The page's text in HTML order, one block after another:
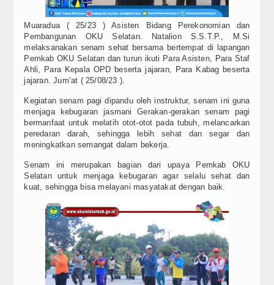
Muaradua ( 25/23 ) Asisten Bidang Perekonomian dan
Pembangunan OKU Selatan. Natalion S.S.T.P., M.Si
melaksanakan senam sehat bersama bertempat di lapangan
Pemkab OKU Selatan dan turun ikuti Para Asisten, Para Staf
Ahli, Para Kepala OPD beserta jajaran, Para Kabag beserta
jajaran. Jum’at ( 25/08/23 ).
Kegiatan senam pagi dipandu oleh instruktur, senam ini guna
menjaga kebugaran jasmani Gerakan-gerakan senam pagi
bermanfaat untuk melatih otot-otot pada tubuh, melancarkan
peredaran darah, sehingga lebih sehat dan segar dan
meningkatkan semangat dalam bekerja.
Senam ini merupakan bagian dari upaya Pemkab OKU
Selatan untuk menjaga kebugaran agar selalu sehat dan
kuat, sehingga bisa melayani masyatakat dengan baik.